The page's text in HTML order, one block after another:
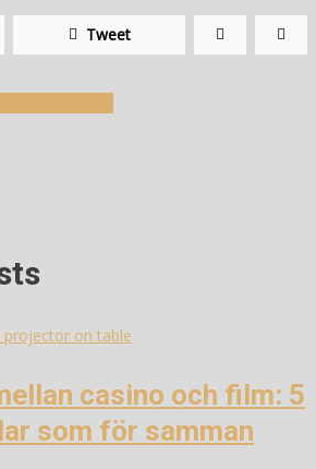
Tweet
casino och film: 5
som för samman